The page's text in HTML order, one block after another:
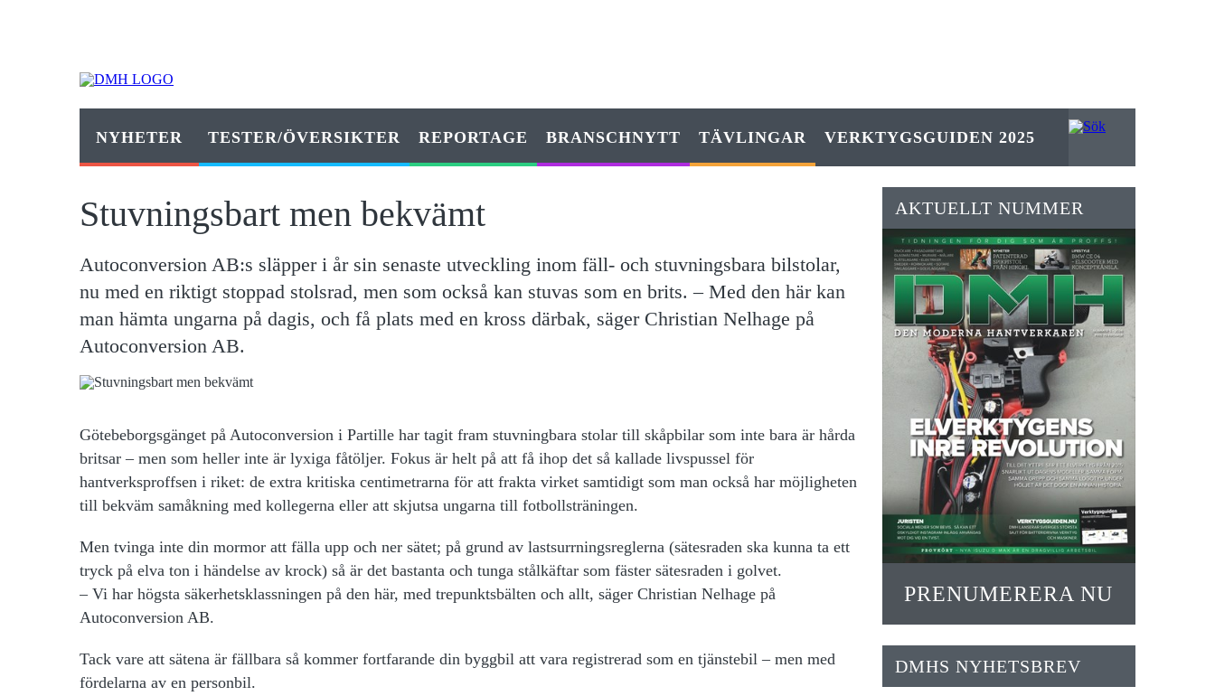
NYHETER TESTER/ÖVERSIKTER REPORTAGE BRANSCHNYTT TÄVLINGAR VERKTYGSGUIDEN 2025
Stuvningsbart men bekvämt
Autoconversion AB:s släpper i år sin senaste utveckling inom fäll- och stuvningsbara bilstolar,
nu med en riktigt stoppad stolsrad, men som också kan stuvas som en brits. – Med den här kan
man hämta ungarna på dagis, och få plats med en kross därbak, säger Christian Nelhage på
Autoconversion AB.
Götebeborgsgänget på Autoconversion i Partille har tagit fram stuvningbara stolar till skåpbilar som inte bara är hårda
britsar – men som heller inte är lyxiga fåtöljer. Fokus är helt på att få ihop det så kallade livspussel för
hantverksproffsen i riket: de extra kritiska centimetrarna för att frakta virket samtidigt som man också har möjligheten
till bekväm samåkning med kollegerna eller att skjutsa ungarna till fotbollsträningen.
Men tvinga inte din mormor att fälla upp och ner sätet; på grund av lastsurrningsreglerna (sätesraden ska kunna ta ett
tryck på elva ton i händelse av krock) så är det bastanta och tunga stålkäftar som fäster sätesraden i golvet.
– Vi har högsta säkerhetsklassningen på den här, med trepunktsbälten och allt, säger Christian Nelhage på
Autoconversion AB.
Tack vare att sätena är fällbara så kommer fortfarande din byggbil att vara registrerad som en tjänstebil – men med
fördelarna av en personbil.
AKTUELLT NUMMER
PRENUMERERA NU
DMHS NYHETSBREV